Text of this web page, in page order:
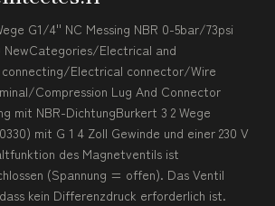
G1/4'' NC Messing NBR 0-5bar/73psi
NewCategories/Electrical and
Electrical connector/Wire
Compression Lug And Connector
mit NBR-DichtungBurkert 3 2 Wege
mit G 1 4 Zoll Gewinde und einer 230 V
des Magnetventils ist
(Spannung = offen). Das Ventil
kein Differenzdruck erforderlich ist.